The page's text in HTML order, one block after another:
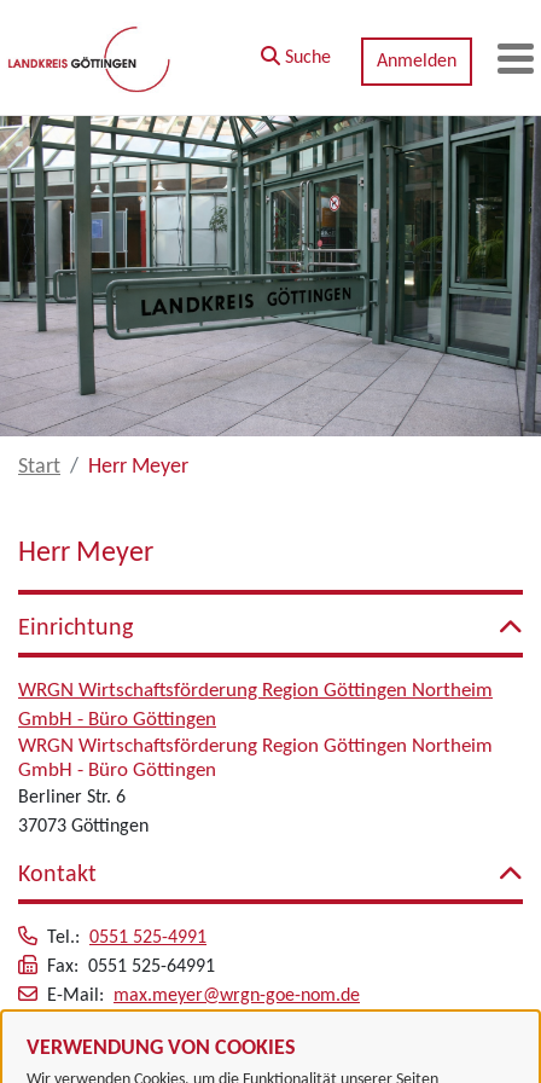
Zum Hauptinhalt springen
VERWENDUNG VON COOKIES
Suche Anmelden
Start Herr Meyer
Herr Meyer
Einrichtung
WRGN Wirtschaftsförderung Region Göttingen Northeim
GmbH - Büro Göttingen
WRGN Wirtschaftsförderung Region Göttingen Northeim
GmbH - Büro Göttingen
Berliner Str. 6
37073 Göttingen
Kontakt
Tel.: 0551 525-4991
Fax: 0551 525-64991
E-Mail: max.meyer@wrgn-goe-nom.de
Alle zugeordneten Einrichtungen